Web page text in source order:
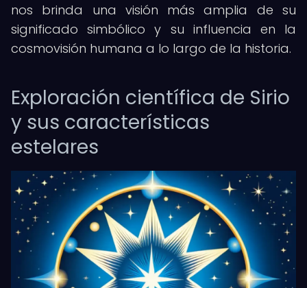
nos brinda una visión más amplia de su
significado simbólico y su influencia en la
cosmovisión humana a lo largo de la historia.
Exploración científica de Sirio
y sus características
estelares